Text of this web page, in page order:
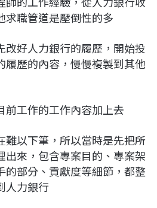
求職管道是壓倒性的多
改好人力銀行的履歷，開始投
履歷的內容，慢慢複製到其他
前工作的工作內容加上去
難以下筆，所以當時是先把所
出來，包含專案目的、專案架
的部分、貢獻度等細節，都整
人力銀行